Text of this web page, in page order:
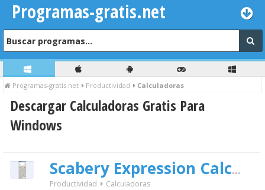
Programas-gratis.net
Programas-gratis.net Productividad Calculadoras
Descargar Calculadoras Gratis Para
Windows
Scabery Expression Calculator
Productividad Calculadoras